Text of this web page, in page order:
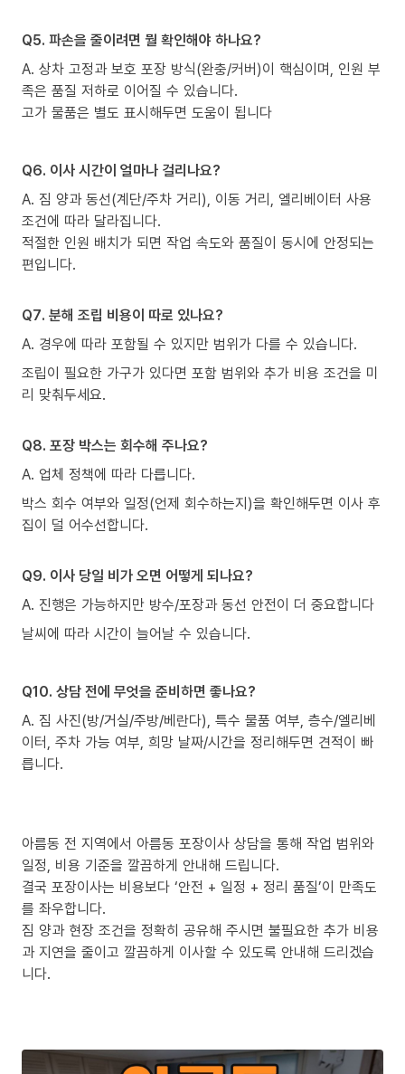
Q5. 파손을 줄이려면 뭘 확인해야 하나요?
A. 상차 고정과 보호 포장 방식(완충/커버)이 핵심이며, 인원 부
족은 품질 저하로 이어질 수 있습니다.
고가 물품은 별도 표시해두면 도움이 됩니다
Q6. 이사 시간이 얼마나 걸리나요?
A. 짐 양과 동선(계단/주차 거리), 이동 거리, 엘리베이터 사용
조건에 따라 달라집니다.
적절한 인원 배치가 되면 작업 속도와 품질이 동시에 안정되는
편입니다.
Q7. 분해 조립 비용이 따로 있나요?
A. 경우에 따라 포함될 수 있지만 범위가 다를 수 있습니다.
조립이 필요한 가구가 있다면 포함 범위와 추가 비용 조건을 미
리 맞춰두세요.
Q8. 포장 박스는 회수해 주나요?
A. 업체 정책에 따라 다릅니다.
박스 회수 여부와 일정(언제 회수하는지)을 확인해두면 이사 후
집이 덜 어수선합니다.
Q9. 이사 당일 비가 오면 어떻게 되나요?
A. 진행은 가능하지만 방수/포장과 동선 안전이 더 중요합니다
날씨에 따라 시간이 늘어날 수 있습니다.
Q10. 상담 전에 무엇을 준비하면 좋나요?
A. 짐 사진(방/거실/주방/베란다), 특수 물품 여부, 층수/엘리베
이터, 주차 가능 여부, 희망 날짜/시간을 정리해두면 견적이 빠
릅니다.
아름동 전 지역에서 아름동 포장이사 상담을 통해 작업 범위와
일정, 비용 기준을 깔끔하게 안내해 드립니다.
결국 포장이사는 비용보다 ‘안전 + 일정 + 정리 품질’이 만족도
를 좌우합니다.
짐 양과 현장 조건을 정확히 공유해 주시면 불필요한 추가 비용
과 지연을 줄이고 깔끔하게 이사할 수 있도록 안내해 드리겠습
니다.